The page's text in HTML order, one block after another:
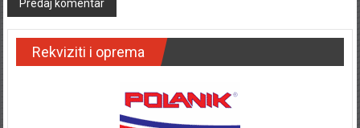
Rekviziti i oprema